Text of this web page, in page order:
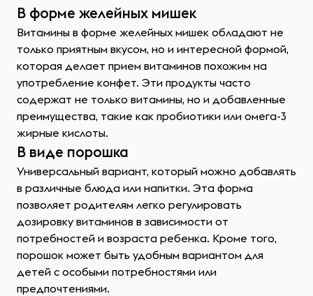
В форме желейных мишек
Витамины в форме желейных мишек обладают не
только приятным вкусом, но и интересной формой,
которая делает прием витаминов похожим на
употребление конфет. Эти продукты часто
содержат не только витамины, но и добавленные
преимущества, такие как пробиотики или омега-3
жирные кислоты.
В виде порошка
Универсальный вариант, который можно добавлять
в различные блюда или напитки. Эта форма
позволяет родителям легко регулировать
дозировку витаминов в зависимости от
потребностей и возраста ребенка. Кроме того,
порошок может быть удобным вариантом для
детей с особыми потребностями или
предпочтениями.